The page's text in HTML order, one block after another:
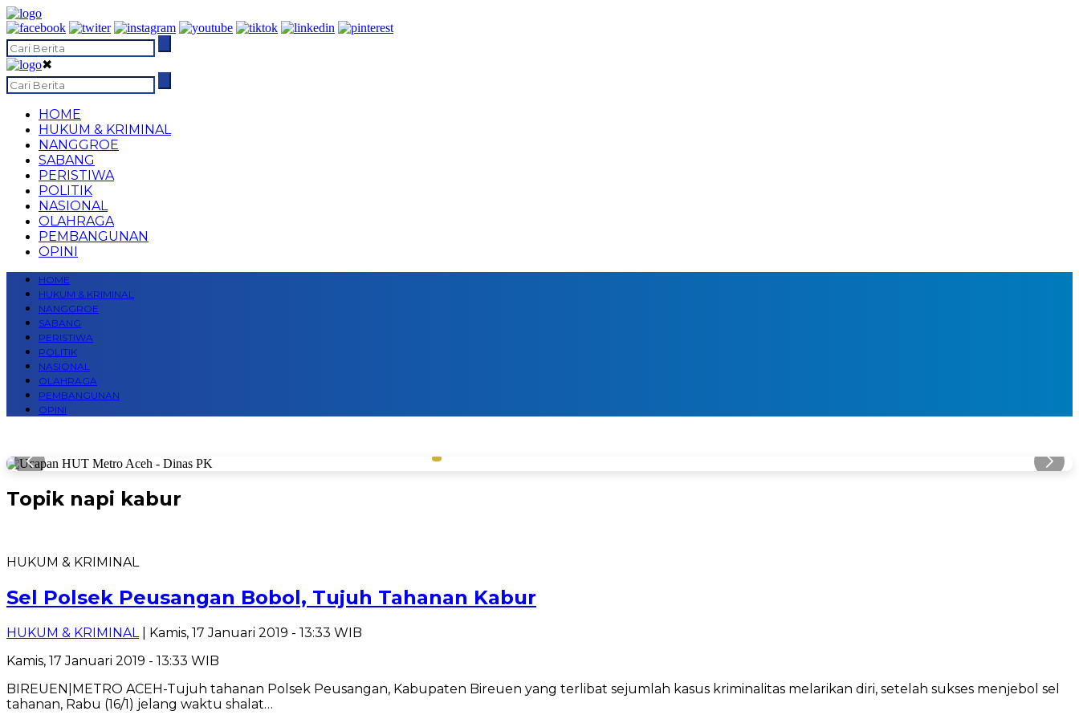
✖
HOME
HUKUM & KRIMINAL
NANGGROE
SABANG
PERISTIWA
POLITIK
NASIONAL
OLAHRAGA
PEMBANGUNAN
OPINI
HOME
HUKUM & KRIMINAL
NANGGROE
SABANG
PERISTIWA
POLITIK
NASIONAL
OLAHRAGA
PEMBANGUNAN
OPINI
Topik napi kabur
HUKUM & KRIMINAL
Sel Polsek Peusangan Bobol, Tujuh Tahanan Kabur
HUKUM & KRIMINAL
| Kamis, 17 Januari 2019 - 13:33 WIB
Kamis, 17 Januari 2019 - 13:33 WIB
BIREUEN|METRO ACEH-Tujuh tahanan Polsek Peusangan, Kabupaten Bireuen yang terlibat sejumlah kasus kriminalitas melarikan diri, setelah sukses menjebol sel
tahanan, Rabu (16/1) jelang waktu shalat…